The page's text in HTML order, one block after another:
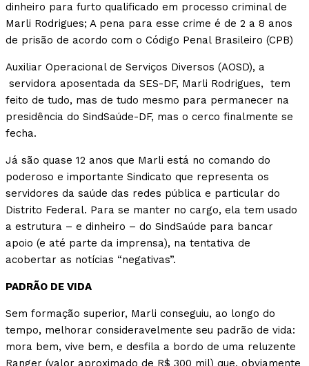
dinheiro para furto qualificado em processo criminal de
Marli Rodrigues; A pena para esse crime é de 2 a 8 anos
de prisão de acordo com o Código Penal Brasileiro (CPB)
Auxiliar Operacional de Serviços Diversos (AOSD), a
servidora aposentada da SES-DF, Marli Rodrigues, tem
feito de tudo, mas de tudo mesmo para permanecer na
presidência do SindSaúde-DF, mas o cerco finalmente se
fecha.
Já são quase 12 anos que Marli está no comando do
poderoso e importante Sindicato que representa os
servidores da saúde das redes pública e particular do
Distrito Federal. Para se manter no cargo, ela tem usado
a estrutura – e dinheiro – do SindSaúde para bancar
apoio (e até parte da imprensa), na tentativa de
acobertar as notícias “negativas”.
PADRÃO DE VIDA
Sem formação superior, Marli conseguiu, ao longo do
tempo, melhorar consideravelmente seu padrão de vida:
mora bem, vive bem, e desfila a bordo de uma reluzente
Ranger (valor aproximado de R$ 300 mil) que, obviamente